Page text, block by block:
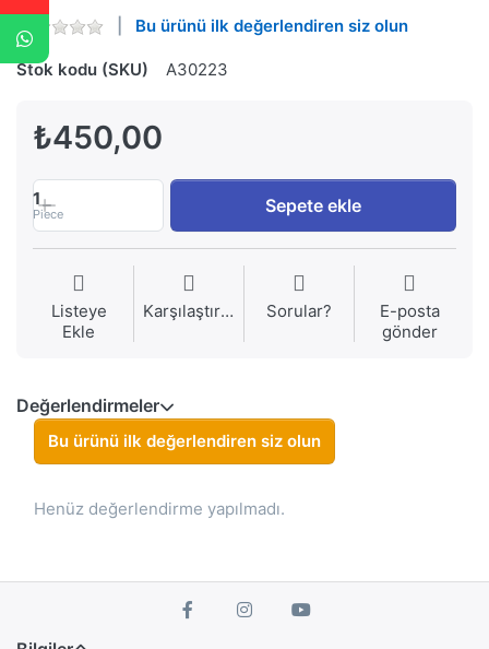
Bu ürünü ilk değerlendiren siz olun
Stok kodu (SKU) A30223
₺450,00
1
Piece Sepete ekle
Listeye
Ekle
Karşılaştırma Sorular?
E-posta
gönder
Değerlendirmeler
Bu ürünü ilk değerlendiren siz olun
Henüz değerlendirme yapılmadı.